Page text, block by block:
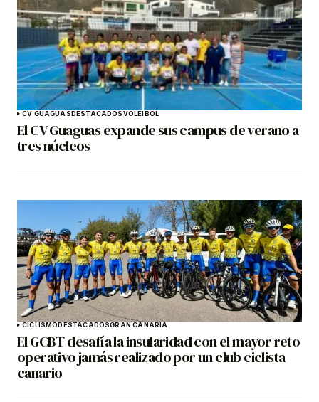
CV GUAGUASDESTACADOSVOLEIBOL
El CV Guaguas expande sus campus de verano a
tres núcleos
CICLISMODESTACADOSGRAN CANARIA
El GCBT desafía la insularidad con el mayor reto
operativo jamás realizado por un club ciclista
canario